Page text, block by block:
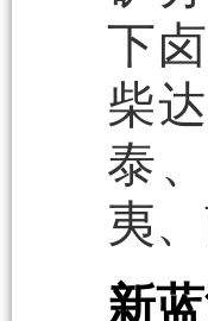
下
柴
泰
夷
新